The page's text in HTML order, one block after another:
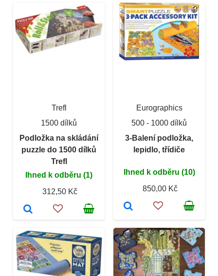
Trefl
1500 dílků
Podložka na skládání
puzzle do 1500 dílků
Trefl
Ihned k odběru (1)
312,50 Kč
Eurographics
500 - 1000 dílků
3-Balení podložka,
lepidlo, třídiče
Ihned k odběru (10)
850,00 Kč